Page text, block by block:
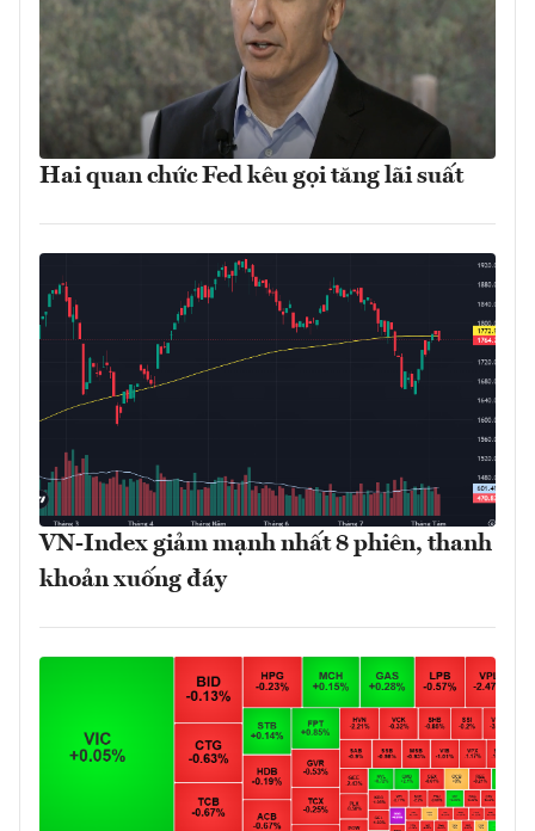
Hai quan chức Fed kêu gọi tăng lãi suất
VN-Index giảm mạnh nhất 8 phiên, thanh
khoản xuống đáy